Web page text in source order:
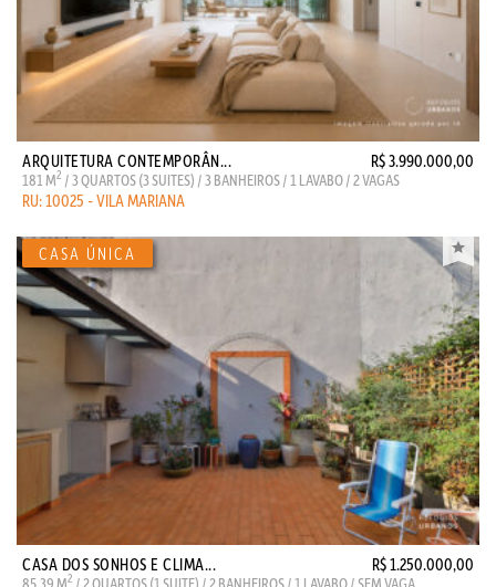
ARQUITETURA CONTEMPORÂN... R$ 3.990.000,00
181 M2 / 3 QUARTOS (3 SUITES) / 3 BANHEIROS / 1 LAVABO / 2 VAGAS
RU: 10025 - VILA MARIANA
CASA DOS SONHOS E CLIMA... R$ 1.250.000,00
2